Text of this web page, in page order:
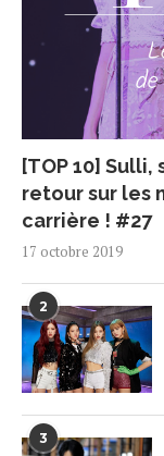
[TOP 10]
retour sur les
carrière ! #27
17 octobre 2019
2
3